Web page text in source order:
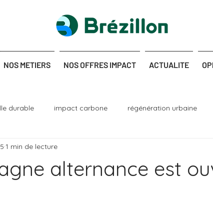
NOS METIERS NOS OFFRES IMPACT ACTUALITE
durable impact carbone régénération urbaine
dépollution
alternance est
1 min de lecture